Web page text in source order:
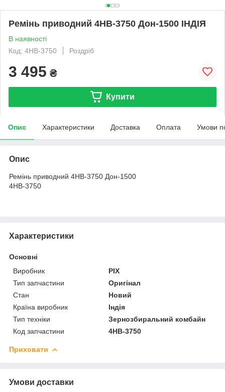
Ремінь приводний 4НВ-3750 Дон-1500 ІНДІЯ
В наявності
Код: 4НВ-3750
Роздріб
3 495 ₴
Купити
Опис Характеристики Доставка Оплата Умови
Опис
Ремінь приводний 4НВ-3750 Дон-1500
4НВ-3750
Характеристики
Основні
Виробник
PIX
Тип запчастини
Оригінал
Стан
Новий
Країна виробник
Індія
Тип техніки
Зернозбиральний комбайн
Код запчастини
4НВ-3750
Приховати
Умови доставки